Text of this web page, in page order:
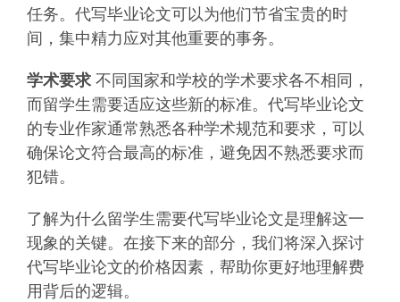
任务。代写毕业论文可以为他们节省宝贵的时
间，集中精力应对其他重要的事务。
学术要求不同国家和学校的学术要求各不相同，
而留学生需要适应这些新的标准。代写毕业论文
的专业作家通常熟悉各种学术规范和要求，可以
确保论文符合最高的标准，避免因不熟悉要求而
犯错。
了解为什么留学生需要代写毕业论文是理解这一
现象的关键。在接下来的部分，我们将深入探讨
代写毕业论文的价格因素，帮助你更好地理解费
用背后的逻辑。